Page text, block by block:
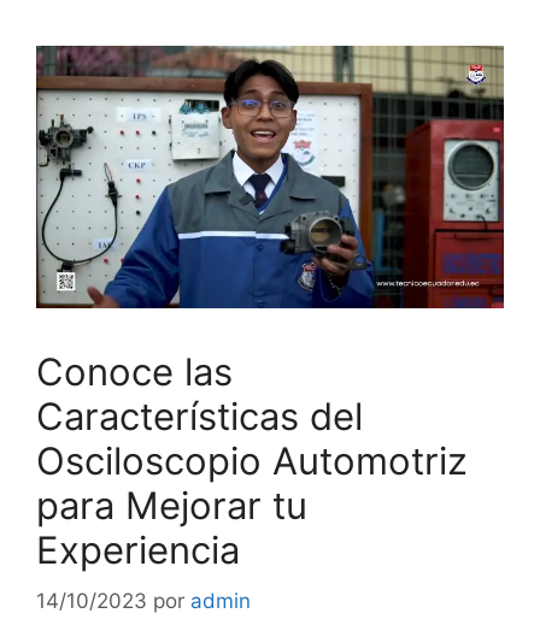
Conoce las
Características del
Osciloscopio Automotriz
para Mejorar tu
Experiencia
14/10/2023 por admin